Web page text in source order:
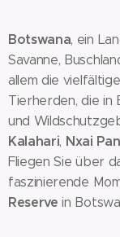
Botswana, ein
Savanne,
allem die
Tierherden, die in
und
Kalahari, Nxai Pan
Fliegen Sie über
faszinierende
Reserve in